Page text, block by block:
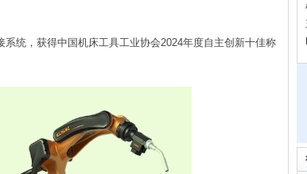
统，获得中国机床工具工业协会2024年度自主创新十佳称